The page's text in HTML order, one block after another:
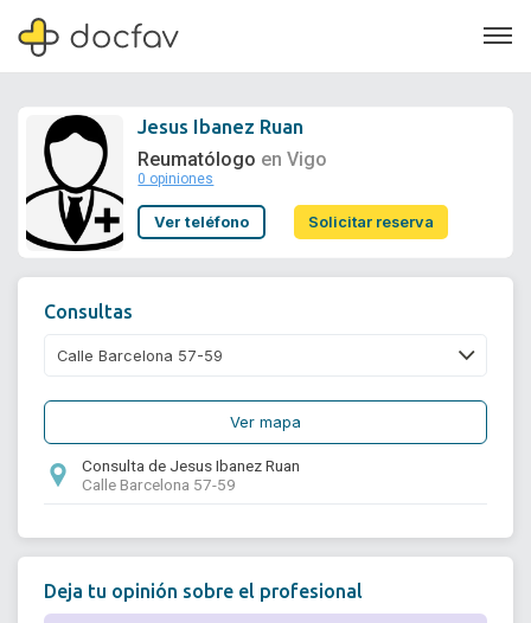
Soporte
Jesus Ibanez Ruan
Reumatólogo en Vigo
0 opiniones
Ver teléfono Solicitar reserva
Consultas
Ver mapa
Consulta de Jesus Ibanez Ruan
Calle Barcelona 57-59
Deja tu opinión sobre el profesional